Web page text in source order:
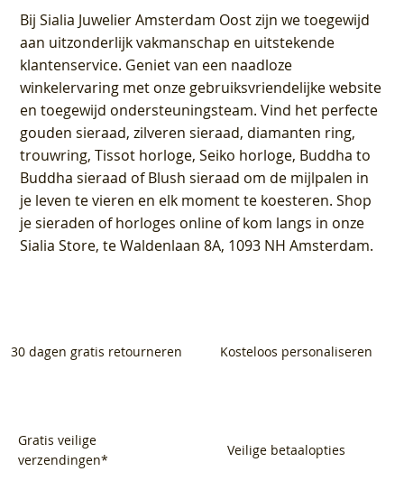
BijSialia Juwelier Amsterdam Oostzijn we toegewijd
aan uitzonderlijk vakmanschap en uitstekende
klantenservice. Geniet van een naadloze
winkelervaring met onze gebruiksvriendelijke website
en toegewijd ondersteuningsteam. Vind het perfecte
gouden sieraad, zilveren sieraad, diamanten ring,
trouwring, Tissot horloge, Seiko horloge, Buddha to
Buddha sieraad of Blush sieraad om de mijlpalen in
je leven te vieren en elk moment te koesteren. Shop
je sieraden of horloges online of kom langs in onze
Sialia Store, te Waldenlaan 8A, 1093 NH Amsterdam.
30 dagen gratis retourneren Kosteloos personaliseren
Gratis veilige
verzendingen*
Veilige betaalopties